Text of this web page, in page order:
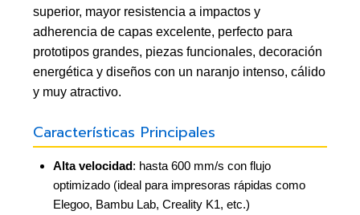
superior, mayor resistencia a impactos y
adherencia de capas excelente, perfecto para
prototipos grandes, piezas funcionales, decoración
energética y diseños con un naranjo intenso, cálido
y muy atractivo.
Características Principales
Alta velocidad: hasta 600 mm/s con flujo
optimizado (ideal para impresoras rápidas como
Elegoo, Bambu Lab, Creality K1, etc.)